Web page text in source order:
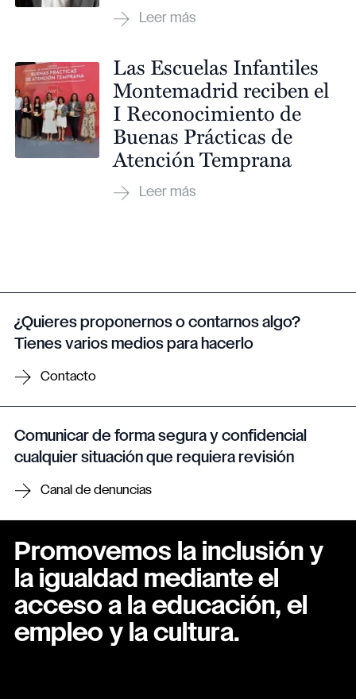
Las Escuelas Infantiles
Montemadrid reciben el
I Reconocimiento de
Buenas Prácticas de
Atención Temprana
¿Quieres proponernos o contarnos algo?
Tienes varios medios para hacerlo
Contacto
Comunicar de forma segura y confidencial
cualquier situación que requiera revisión
Canal de denuncias
Promovemos la inclusión y
la igualdad mediante el
acceso a la educación, el
empleo y la cultura.